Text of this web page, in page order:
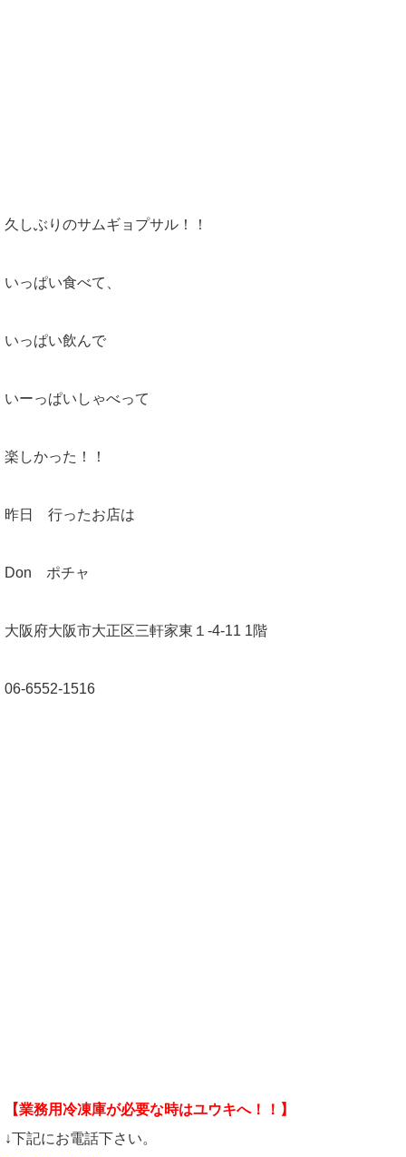
久しぶりのサムギョプサル！！
いっぱい食べて、
いっぱい飲んで
いーっぱいしゃべって
楽しかった！！
昨日 行ったお店は
Don ポチャ
大阪府大阪市大正区三軒家東１-4-11 1階
06-6552-1516
【業務用冷凍庫が必要な時はユウキへ！！】
↓下記にお電話下さい。